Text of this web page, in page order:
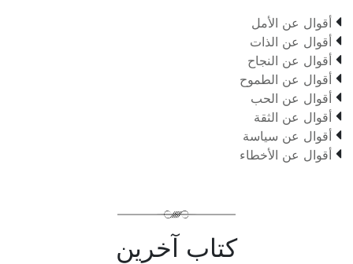
 أقوال عن الأمل
 أقوال عن الذات
 أقوال عن النجاح
 أقوال عن الطموح
 أقوال عن الحب
 أقوال عن الثقة
 أقوال عن سياسة
 أقوال عن الأخطاء
كتاب آخرين